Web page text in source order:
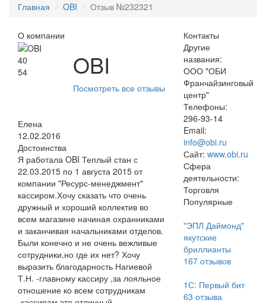
Главная OBI Отзыв №232321
О компании
40
54
OBI
Посмотреть все отзывы
Елена
12.02.2016
Достоинства
Я работала OBI Теплый стан с
22.03.2015 по 1 августа 2015 от
компании "Ресурс-менеджмент"
кассиром.Хочу сказать что очень
дружный и хороший коллектив во
всем магазине начиная охранниками
и заканчивая начальниками отделов.
Были конечно и не очень вежливые
сотрудники,но где их нет? Хочу
выразить благодарность Нагиевой
Т.Н. -главному кассиру ,за лояльное
отношение ко всем сотрудникам
Контакты
Другие
названия:
ООО "ОБИ
Франчайзинговый
центр"
Телефоны:
296-93-14
Email:
info@obi.ru
Сайт: www.obi.ru
Сфера
деятельности:
Торговля
Популярные
"ЭПЛ Даймонд"
якутские
бриллианты
167отзывов
1С: Первый бит
63 отзыва